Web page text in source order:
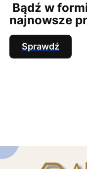
Bądź w
najnowsze
Sprawdź